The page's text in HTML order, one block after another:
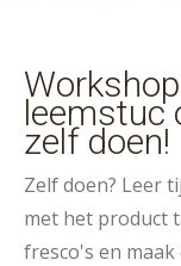
leemstuc
zelf doen!
Zelf doen? Leer
met het product
fresco's en